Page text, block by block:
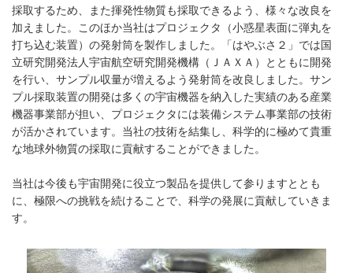
採取するため、また揮発性物質も採取できるよう、様々な改良を
加えました。このほか当社はプロジェクタ（小惑星表面に弾丸を
打ち込む装置）の発射筒を製作しました。「はやぶさ２」では国
立研究開発法人宇宙航空研究開発機構（ＪＡＸＡ）とともに開発
を行い、サンプル収量が増えるよう発射筒を改良しました。サン
プル採取装置の開発は多くの宇宙機器を納入した実績のある産業
機器事業部が担い、プロジェクタには装備システム事業部の技術
が活かされています。当社の技術を結集し、科学的に極めて貴重
な地球外物質の採取に貢献することができました。
当社は今後も宇宙開発に役立つ製品を提供して参りますととも
に、極限への挑戦を続けることで、科学の発展に貢献していきま
す。